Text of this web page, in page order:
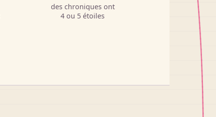
des chroniques ont
4 ou 5 étoiles